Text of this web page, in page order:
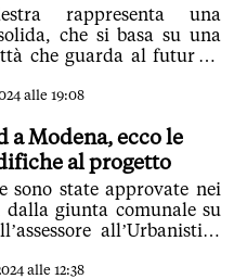
rappresenta una
che si basa su una
che guarda al futuro e
alle 19:08
a Modena, ecco le
al progetto
sono state approvate nei
dalla giunta comunale su
all’Urbanistica
alle 12:38